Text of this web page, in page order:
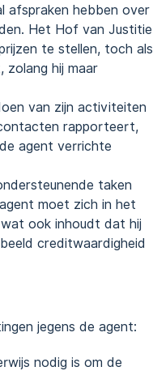
afspraken hebben over
Het Hof van Justitie
te stellen, toch als
zolang hij maar
van zijn activiteiten
rapporteert,
agent verrichte
taken
moet zich in het
ook inhoudt dat hij
creditwaardigheid
jegens de agent:
nodig is om de